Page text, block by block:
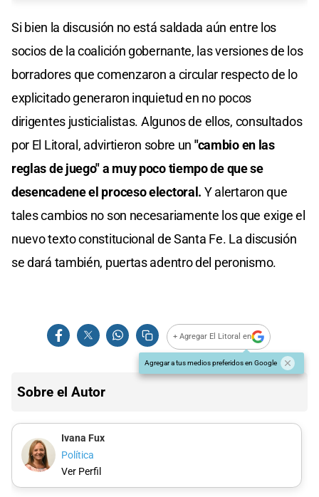
Si bien la discusión no está saldada aún entre los
socios de la coalición gobernante, las versiones de los
borradores que comenzaron a circular respecto de lo
explicitado generaron inquietud en no pocos
dirigentes justicialistas. Algunos de ellos, consultados
por El Litoral, advirtieron sobre un "cambio en las
reglas de juego" a muy poco tiempo de que se
desencadene el proceso electoral. Y alertaron que
tales cambios no son necesariamente los que exige el
nuevo texto constitucional de Santa Fe. La discusión
se dará también, puertas adentro del peronismo.
+ Agregar El Litoral en
Agregar a tus medios preferidos en Google
Sobre el Autor
Ivana Fux
Política
Ver Perfil